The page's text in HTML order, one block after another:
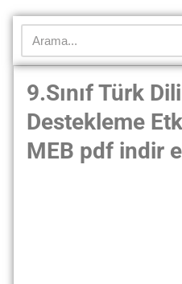
9.Sınıf Türk
Destekleme
MEB pdf indir